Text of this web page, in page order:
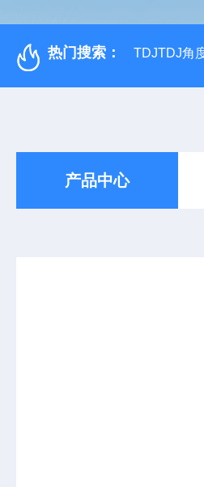
热门搜索： TDJTDJ角
产品中心